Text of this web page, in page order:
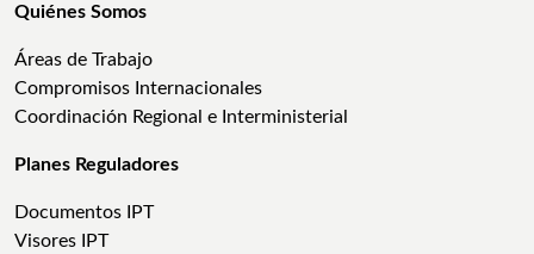
Quiénes Somos
Áreas de Trabajo
Compromisos Internacionales
Coordinación Regional e Interministerial
Planes Reguladores
Documentos IPT
Visores IPT